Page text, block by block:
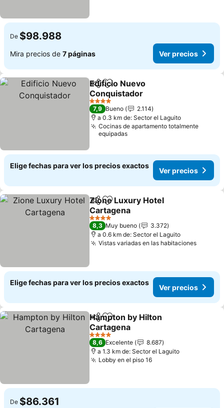
De $98.988
Mira precios de 7 páginas Ver precios
CompartirAgregar a favoritos
Edificio Nuevo
Conquistador
Ver precios
4 Estrellas
7,9 Bueno
2.114
a 0.3 km de: Sector el Laguito
Cocinas de apartamento totalmente
equipadas
Elige fechas para ver los precios exactos
Ver precios
CompartirAgregar a favoritos
Zione Luxury Hotel
Cartagena
Ver precios
4 Estrellas
8,3 Muy bueno
3.372
a 0.6 km de: Sector el Laguito
Vistas variadas en las habitacionesVer
Elige fechas para ver los precios exactos
Ver precios
CompartirAgregar a favoritos
Hampton by Hilton
Cartagena
Ver precios
4 Estrellas
8,6 Excelente
8.687
a 1.3 km de: Sector el Laguito
Lobby en el piso 16Ver precios
De $86.361